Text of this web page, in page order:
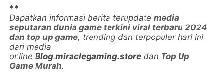
**
Dapatkan informasi berita terupdatemedia
seputaran dunia game terkini viral terbaru 2024
dan top up game, trending dan terpopuler hari ini
dari media
onlineBlog.miraclegaming.store dan Top Up
Game Murah.